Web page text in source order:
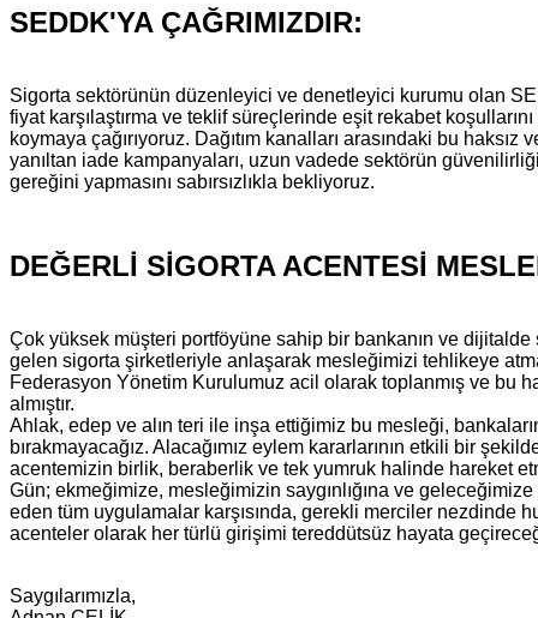
SEDDK'YA ÇAĞRIMIZDIR:
Sigorta sektörünün düzenleyici ve denetleyici kurumu olan
fiyat karşılaştırma ve teklif süreçlerinde eşit rekabet
koymaya çağırıyoruz. Dağıtım kanalları arasındaki bu
yanıltan iade kampanyaları, uzun vadede sektörün
gereğini yapmasını sabırsızlıkla bekliyoruz.
DEĞERLİ SİGORTA ACENTESİ
Çok yüksek müşteri portföyüne sahip bir bankanın ve
gelen sigorta şirketleriyle anlaşarak mesleğimizi tehlikeye
Federasyon Yönetim Kurulumuz acil olarak toplanmış ve bu
almıştır.
Ahlak, edep ve alın teri ile inşa ettiğimiz bu mesleği,
bırakmayacağız. Alacağımız eylem kararlarının etkili bir
acentemizin birlik, beraberlik ve tek yumruk halinde hareket
Gün; ekmeğimize, mesleğimizin saygınlığına ve
eden tüm uygulamalar karşısında, gerekli merciler nezdinde
acenteler olarak her türlü girişimi tereddütsüz hayata
Saygılarımızla,